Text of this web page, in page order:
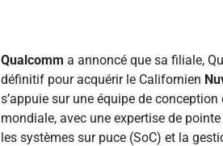
Qualcomm a annoncé que sa filiale,
définitif pour acquérir le Californien
s’appuie sur une équipe de
mondiale, avec une expertise de
les systèmes sur puce (SoC) et la